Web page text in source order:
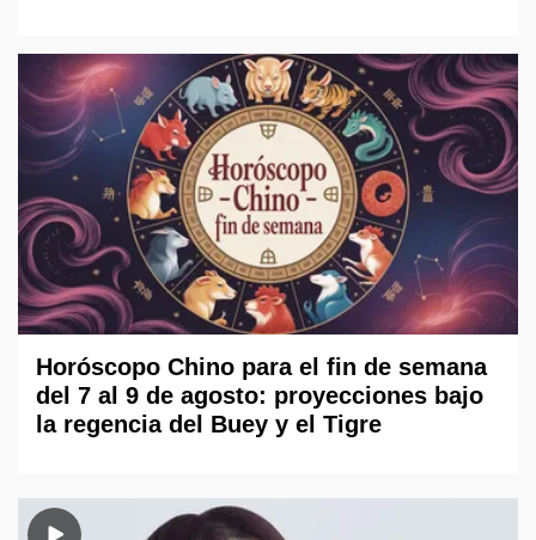
Horóscopo Chino para el fin de semana
del 7 al 9 de agosto: proyecciones bajo
la regencia del Buey y el Tigre